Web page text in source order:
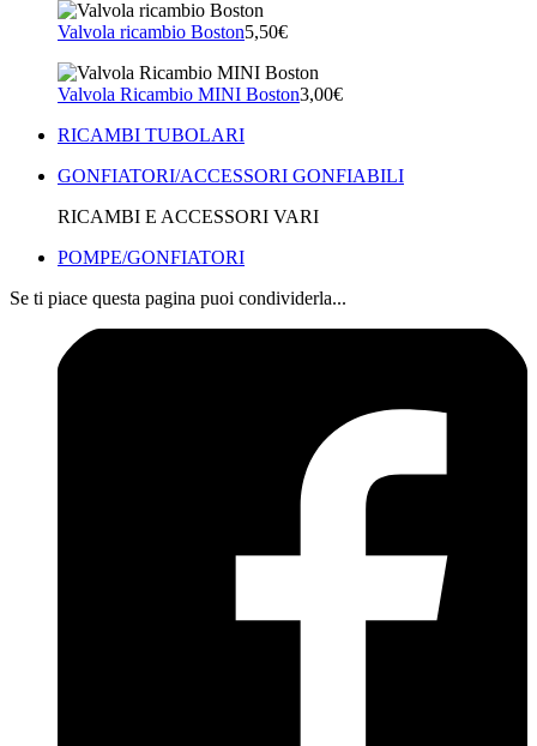
Valvola ricambio Boston5,50€
Valvola Ricambio MINI Boston3,00€
RICAMBI TUBOLARI
GONFIATORI/ACCESSORI GONFIABILI
RICAMBI E ACCESSORI VARI
POMPE/GONFIATORI
Se ti piace questa pagina puoi condividerla...